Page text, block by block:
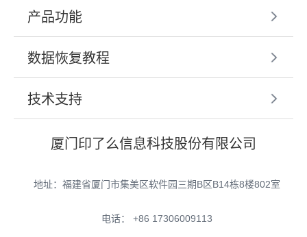
产品功能
数据恢复教程
技术支持
厦门印了么信息科技股份有限公司
地址：福建省厦门市集美区软件园三期B区B14栋8楼802室
电话： +86 17306009113